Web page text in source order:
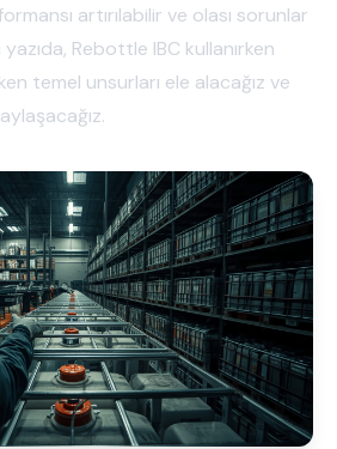
artırılabilir ve olası sorunlar
Rebottle IBC kullanırken
temel unsurları ele alacağız ve